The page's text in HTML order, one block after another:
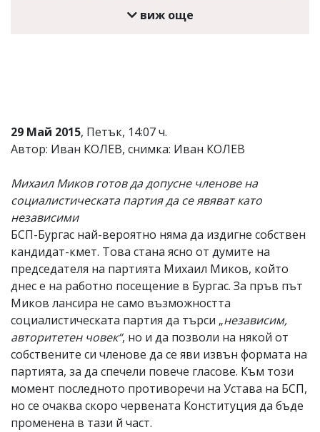
сигнализирайте
ни!
виж още
29 Май 2015, Петък, 14:07 ч.
Автор: Иван КОЛЕВ, снимка: Иван КОЛЕВ
Михаил Миков готов да допусне членове на
социалистическата партия да се явяват като
независими
БСП-Бургас най-вероятно няма да издигне собствен
кандидат-кмет. Това стана ясно от думите на
председателя на партията Михаил Миков, който
днес е на работно посещение в Бургас. За пръв път
Миков лансира не само възможността
социалистическата партия да търси „независим,
авторитетен човек“, но и да позволи на някой от
собствените си членове да се яви извън формата на
партията, за да спечели повече гласове. Към този
момент последното противоречи на Устава на БСП,
но се очаква скоро червената Конституция да бъде
променена в тази й част.